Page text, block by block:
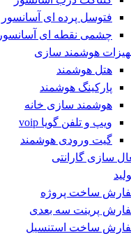
فتوسل پرده ای آسانسور
چشمی نقطه ای آسانسور
هوشمند سازی
هتل هوشمند
پارکینگ هوشمند
هوشمند سازی خانه
ویپ و تلفن گویا voip
گیت ورودی هوشمند
سازی گارانتی
ساخت پروژه
پرینت سه بعدی
ساخت استنسیل